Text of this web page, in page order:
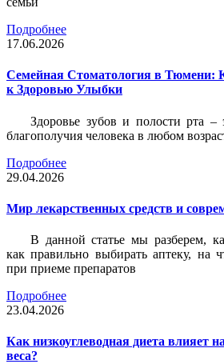
Подробнее
17.06.2026
Семейная Стоматология в Тюмени:
к Здоровью Улыбки
Здоровье зубов и полости рта –
благополучия человека в любом
Подробнее
29.04.2026
Мир лекарственных средств и
В данной статье мы разберем,
как правильно выбирать аптеку, на
при приеме препаратов
Подробнее
23.04.2026
Как низкоуглеводная диета влияет
веса?